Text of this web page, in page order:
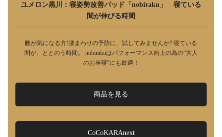
ユメロン黒川：寝姿勢改善パッド「nobiraku」 寝ている
間が伸びる時間
腰が気になる方!腰まわりの予防に、試してみませんか? 寝ている
間が、ととのう時間。 nobirakuはパフォーマンス向上の為の“大人
のお昼寝”にも最適！
商品を見る
CoCoKARAnext